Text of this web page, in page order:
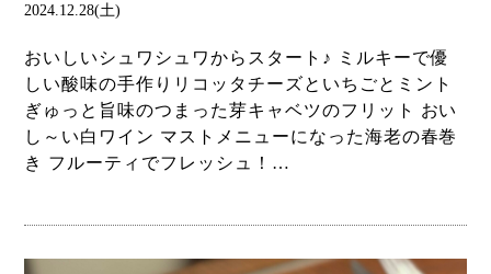
2024.12.28(土)
おいしいシュワシュワからスタート♪ ミルキーで優
しい酸味の手作りリコッタチーズといちごとミント
ぎゅっと旨味のつまった芽キャベツのフリット おい
し～い白ワイン マストメニューになった海老の春巻
き フルーティでフレッシュ！…